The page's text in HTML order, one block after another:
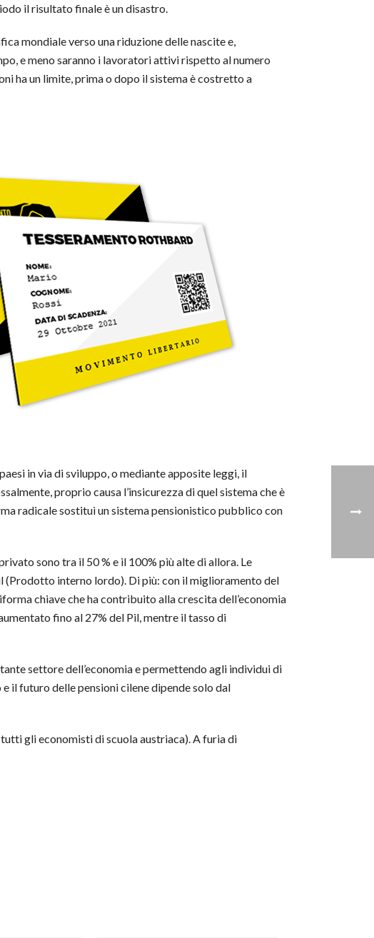
il risultato finale è un disastro.
mondiale verso una riduzione delle nascite e,
e meno saranno i lavoratori attivi rispetto al numero
ha un limite, prima o dopo il sistema è costretto a
in via di sviluppo, o mediante apposite leggi, il
proprio causa l’insicurezza di quel sistema che è
radicale sostituì un sistema pensionistico pubblico con
sono tra il 50 % e il 100% più alte di allora. Le
(Prodotto interno lordo). Di più: con il miglioramento del
chiave che ha contribuito alla crescita dell’economia
fino al 27% del Pil, mentre il tasso di
settore dell’economia e permettendo agli individui di
il futuro delle pensioni cilene dipende solo dal
gli economisti di scuola austriaca). A furia di